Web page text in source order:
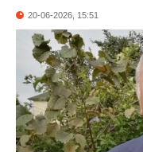
20-06-2026, 15:51